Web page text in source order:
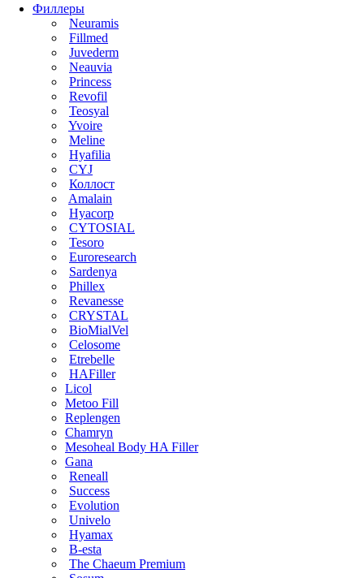
Филлеры
Neuramis
Fillmed
Juvederm
Neauvia
Princess
Revofil
Teosyal
Yvoire
Meline
Hyafilia
CYJ
Коллост
Amalain
Hyacorp
CYTOSIAL
Tesoro
Euroresearch
Sardenya
Phillex
Revanesse
CRYSTAL
BioMialVel
Celosome
Etrebelle
HAFiller
Licol
Metoo Fill
Replengen
Chamryn
Mesoheal Body HA Filler
Gana
Reneall
Success
Evolution
Univelo
Hyamax
B-esta
The Chaeum Premium